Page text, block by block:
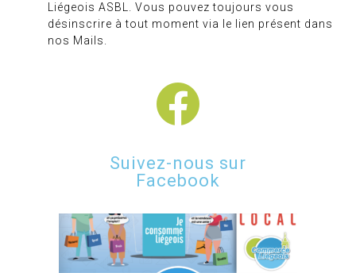
Liégeois ASBL. Vous pouvez toujours vous
désinscrire à tout moment via le lien présent dans
nos Mails.
Suivez-nous sur
Facebook